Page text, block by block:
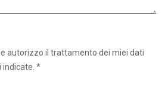
e autorizzo il trattamento dei miei dati
indicate. *